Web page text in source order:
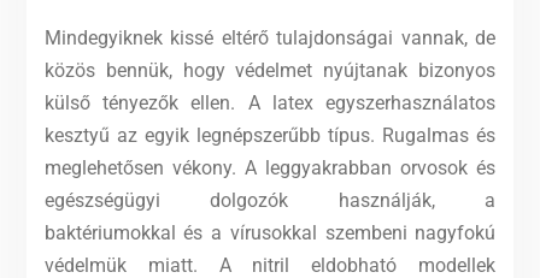
Mindegyiknek kissé eltérő tulajdonságai vannak, de
közös bennük, hogy védelmet nyújtanak bizonyos
külső tényezők ellen. A latex egyszerhasználatos
kesztyű az egyik legnépszerűbb típus. Rugalmas és
meglehetősen vékony. A leggyakrabban orvosok és
egészségügyi dolgozók használják, a
baktériumokkal és a vírusokkal szembeni nagyfokú
védelmük miatt. A nitril eldobható modellek